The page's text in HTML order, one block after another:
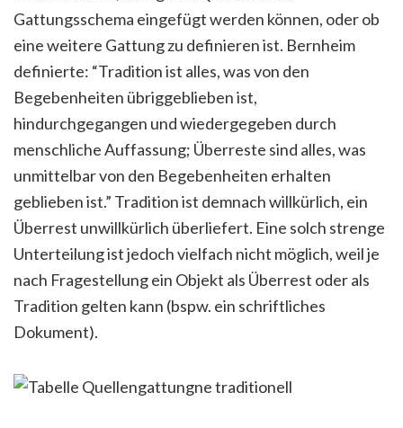
Gattungsschema eingefügt werden können, oder ob
eine weitere Gattung zu definieren ist. Bernheim
definierte: “Tradition ist alles, was von den
Begebenheiten übriggeblieben ist,
hindurchgegangen und wiedergegeben durch
menschliche Auffassung; Überreste sind alles, was
unmittelbar von den Begebenheiten erhalten
geblieben ist.” Tradition ist demnach willkürlich, ein
Überrest unwillkürlich überliefert. Eine solch strenge
Unterteilung ist jedoch vielfach nicht möglich, weil je
nach Fragestellung ein Objekt als Überrest oder als
Tradition gelten kann (bspw. ein schriftliches
Dokument).